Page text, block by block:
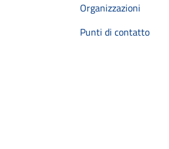
Organizzazioni
Punti di contatto